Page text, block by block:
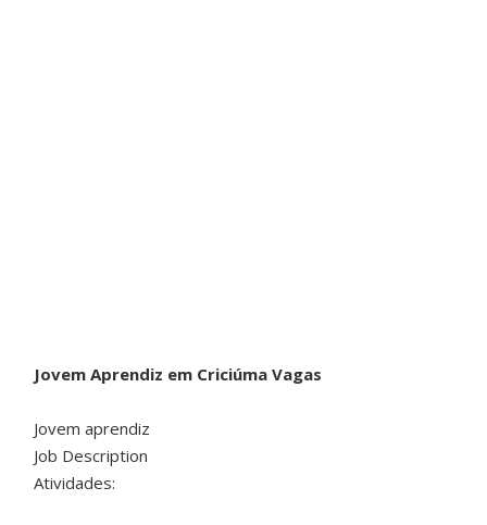
Jovem Aprendiz em Criciúma Vagas
Jovem aprendiz
Job Description
Atividades: